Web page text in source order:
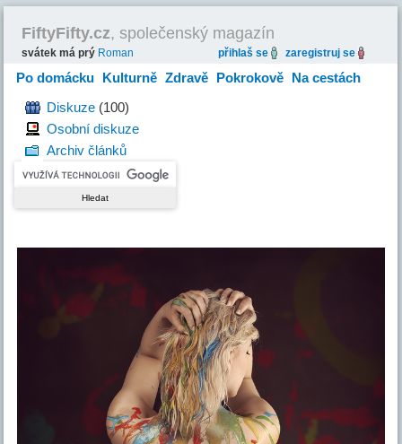
FiftyFifty.cz, společenský magazín
svátek má prý Roman přihlaš se zaregistruj se
Po domácku Kulturně Zdravě Pokrokově Na cestách
HravěDiskuze (100)
Osobní diskuze
Archiv článků